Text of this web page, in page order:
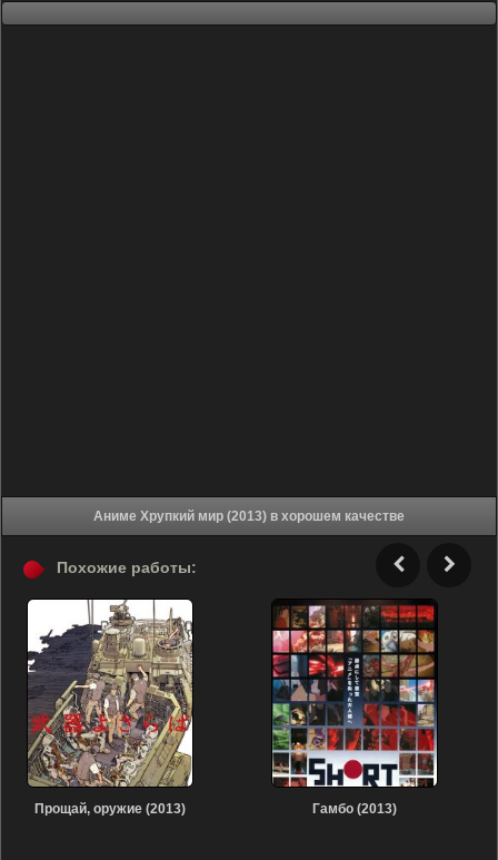
Аниме Хрупкий мир (2013) в хорошем качестве
Похожие работы:
Прощай, оружие (2013) Гамбо (2013)